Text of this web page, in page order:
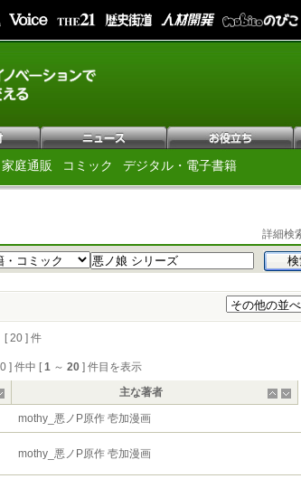
家庭通販 コミック デジタル・電子書籍
詳細検
[ 20 ] 件
] 件中 [1～ 20] 件目を表示
主な著者
mothy_悪ノP原作 壱加漫画
mothy_悪ノP原作 壱加漫画